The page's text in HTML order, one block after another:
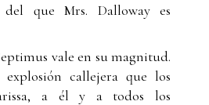
del que Mrs. Dalloway es
vale en su magnitud.
callejera que los
a él y a todos los